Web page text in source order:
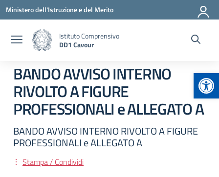
Vai ai contenuti
Vai al menu di navigazione
Vai al footer
Ministero dell'Istruzione e del Merito
Istituto Comprensivo
DD1 Cavour
BANDO AVVISO INTERNO
RIVOLTO A FIGURE
PROFESSIONALI e ALLEGATO A
BANDO AVVISO INTERNO RIVOLTO A FIGURE
PROFESSIONALI e ALLEGATO A
Stampa / Condividi